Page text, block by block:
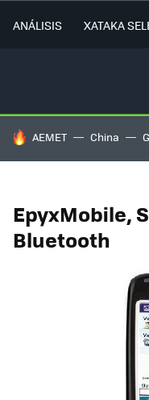
ANÁLISIS XATAKA
HOY SE HABLA DE
AEMET China
EpyxMobile,
Bluetooth